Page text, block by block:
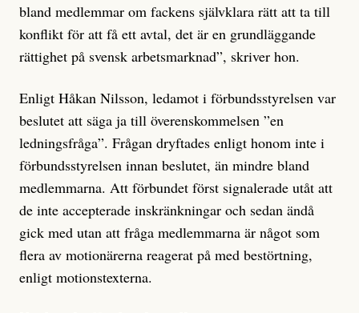
bland medlemmar om fackens självklara rätt att ta till
konflikt för att få ett avtal, det är en grundläggande
rättighet på svensk arbetsmarknad”, skriver hon.
Enligt Håkan Nilsson, ledamot i förbundsstyrelsen var
beslutet att säga ja till överenskommelsen ”en
ledningsfråga”. Frågan dryftades enligt honom inte i
förbundsstyrelsen innan beslutet, än mindre bland
medlemmarna. Att förbundet först signalerade utåt att
de inte accepterade inskränkningar och sedan ändå
gick med utan att fråga medlemmarna är något som
flera av motionärerna reagerat på med bestörtning,
enligt motionstexterna.